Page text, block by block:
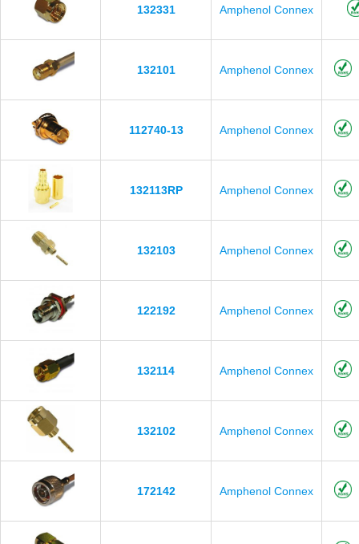
132331 Amphenol Connex
132101 Amphenol Connex
112740-13 Amphenol Connex
132113RP Amphenol Connex
132103 Amphenol Connex
122192 Amphenol Connex
132114 Amphenol Connex
132102 Amphenol Connex
172142 Amphenol Connex